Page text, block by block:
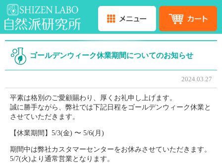
ゴールデンウィーク休業期間についてのお知らせ
2024.03.27
平素は格別のご愛顧賜わり、厚くお礼申し上げます。
誠に勝手ながら、弊社では下記日程をゴールデンウィーク休業と
させていただきます。
【休業期間】5/3(金) 〜 5/6(月)
期間中は弊社カスタマーセンターをお休みさせていただきます。
5/7(火)より通常営業となります。